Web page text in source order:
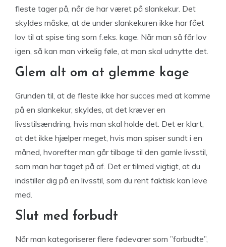
fleste tager på, når de har været på slankekur. Det
skyldes måske, at de under slankekuren ikke har fået
lov til at spise ting som f.eks. kage. Når man så får lov
igen, så kan man virkelig føle, at man skal udnytte det.
Glem alt om at glemme kage
Grunden til, at de fleste ikke har succes med at komme
på en slankekur, skyldes, at det kræver en
livsstilsændring, hvis man skal holde det. Det er klart,
at det ikke hjælper meget, hvis man spiser sundt i en
måned, hvorefter man går tilbage til den gamle livsstil,
som man har taget på af. Det er tilmed vigtigt, at du
indstiller dig på en livsstil, som du rent faktisk kan leve
med.
Slut med forbudt
Når man kategoriserer flere fødevarer som ”forbudte”,